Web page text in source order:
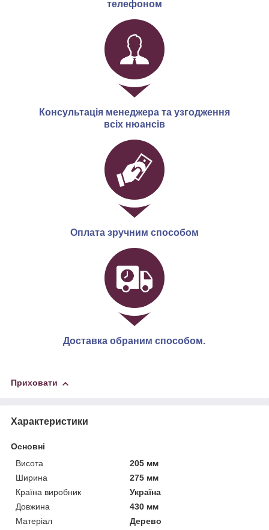
телефоном
Консультація менеджера та узгодження
всіх нюансів
Оплата зручним способом
Доставка обраним способом.
Приховати
Характеристики
Основні
Висота
205 мм
Ширина
275 мм
Країна виробник
Україна
Довжина
430 мм
Матеріал
Дерево